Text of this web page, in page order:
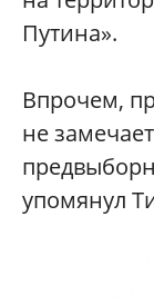
Путина».
Впрочем,
не
упомянул